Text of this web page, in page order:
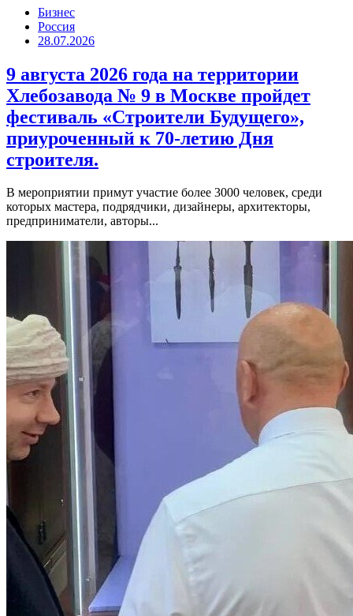
Бизнес
Россия
28.07.2026
9 августа 2026 года на территории
Хлебозавода № 9 в Москве пройдет
фестиваль «Строители Будущего»,
приуроченный к 70-летию Дня
строителя.
В мероприятии примут участие более 3000 человек, среди
которых мастера, подрядчики, дизайнеры, архитекторы,
предприниматели, авторы...